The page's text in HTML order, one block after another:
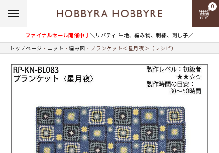
ファイナルセール開催中♪＼リバティ 生地、編み物、刺繍、刺し子／
0
トップページ ニット 編み図 ブランケット＜星月夜＞（レシピ）